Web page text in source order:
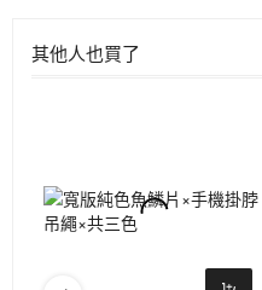
其他人也買了